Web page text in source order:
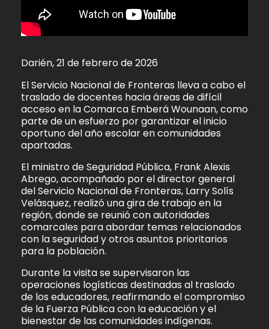
Darién, 21 de febrero de 2026
El Servicio Nacional de Fronteras lleva a cabo el
traslado de docentes hacia áreas de difícil
acceso en la Comarca Emberá Wounaan, como
parte de un esfuerzo por garantizar el inicio
oportuno del año escolar en comunidades
apartadas.
El ministro de Seguridad Pública, Frank Alexis
Abrego, acompañado por el director general
del Servicio Nacional de Fronteras, Larry Solís
Velásquez, realizó una gira de trabajo en la
región, donde se reunió con autoridades
comarcales para abordar temas relacionados
con la seguridad y otros asuntos prioritarios
para la población.
Durante la visita se supervisaron las
operaciones logísticas destinadas al traslado
de los educadores, reafirmando el compromiso
de la Fuerza Pública con la educación y el
bienestar de las comunidades indígenas.